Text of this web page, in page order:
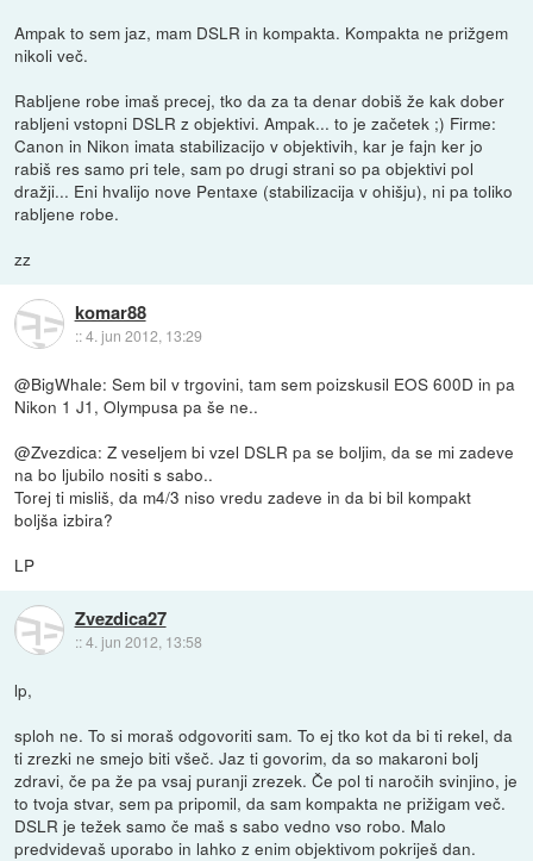
Ampak to sem jaz, mam DSLR in kompakta. Kompakta ne prižgem
nikoli več.
Rabljene robe imaš precej, tko da za ta denar dobiš že kak dober
rabljeni vstopni DSLR z objektivi. Ampak... to je začetek ;) Firme:
Canon in Nikon imata stabilizacijo v objektivih, kar je fajn ker jo
rabiš res samo pri tele, sam po drugi strani so pa objektivi pol
dražji... Eni hvalijo nove Pentaxe (stabilizacija v ohišju), ni pa toliko
rabljene robe.
zz
komar88
::4. jun 2012, 13:29
@BigWhale: Sem bil v trgovini, tam sem poizskusil EOS 600D in pa
Nikon 1 J1, Olympusa pa še ne..
@Zvezdica: Z veseljem bi vzel DSLR pa se boljim, da se mi zadeve
na bo ljubilo nositi s sabo..
Torej ti misliš, da m4/3 niso vredu zadeve in da bi bil kompakt
boljša izbira?
LP
Zvezdica27
::4. jun 2012, 13:58
lp,
sploh ne. To si moraš odgovoriti sam. To ej tko kot da bi ti rekel, da
ti zrezki ne smejo biti všeč. Jaz ti govorim, da so makaroni bolj
zdravi, če pa že pa vsaj puranji zrezek. Če pol ti naročih svinjino, je
to tvoja stvar, sem pa pripomil, da sam kompakta ne prižigam več.
DSLR je težek samo če maš s sabo vedno vso robo. Malo
predvidevaš uporabo in lahko z enim objektivom pokriješ dan.